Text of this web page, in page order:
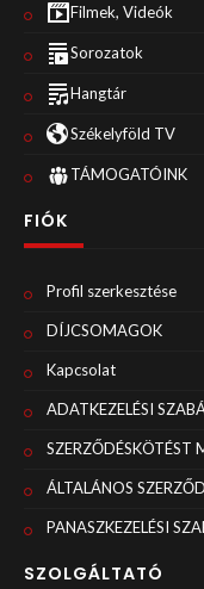
Filmek, Videók
Sorozatok
Hangtár
Székelyföld TV
TÁMOGATÓINK
FIÓK
Profil szerkesztése
DÍJCSOMAGOK
Kapcsolat
ADATKEZELÉSI
SZERZŐDÉSKÖTÉST
ÁLTALÁNOS
PANASZKEZELÉSI
SZOLGÁLTATÓ